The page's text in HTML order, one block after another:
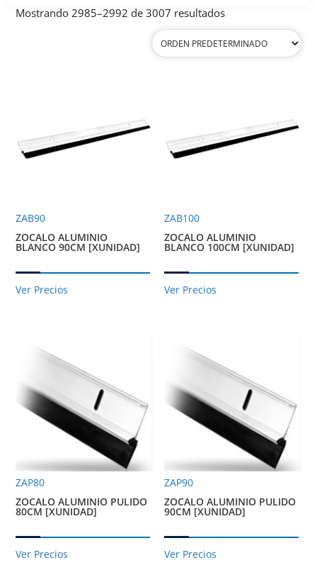
Mostrando 2985–2992 de 3007 resultados
ZAB90
ZOCALO ALUMINIO
BLANCO 90CM [XUNIDAD]
Ver Precios
ZAB100
ZOCALO ALUMINIO
BLANCO 100CM [XUNIDAD]
Ver Precios
ZAP80
ZOCALO ALUMINIO PULIDO
80CM [XUNIDAD]
Ver Precios
ZAP90
ZOCALO ALUMINIO PULIDO
90CM [XUNIDAD]
Ver Precios